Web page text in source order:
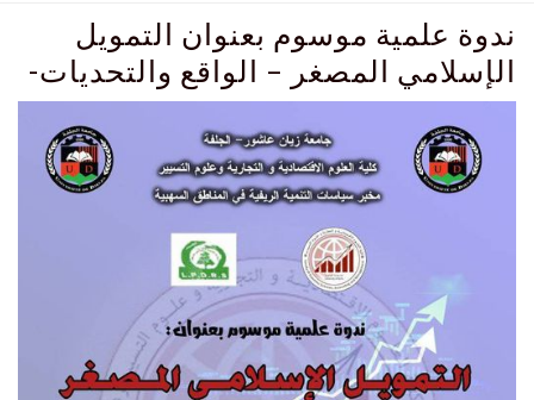
ندوة علمية موسوم بعنوان التمويل
الإسلامي المصغر – الواقع والتحديات-